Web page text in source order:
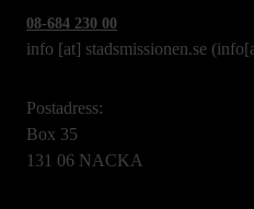
08-684 230 00
info [at] stadsmissionen.se
Postadress:
Box 35
131 06 NACKA